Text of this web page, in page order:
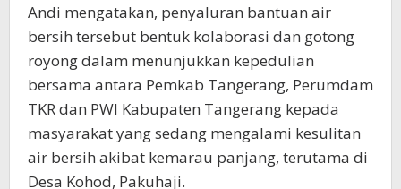
Andi mengatakan, penyaluran bantuan air
bersih tersebut bentuk kolaborasi dan gotong
royong dalam menunjukkan kepedulian
bersama antara Pemkab Tangerang, Perumdam
TKR dan PWI Kabupaten Tangerang kepada
masyarakat yang sedang mengalami kesulitan
air bersih akibat kemarau panjang, terutama di
Desa Kohod, Pakuhaji.